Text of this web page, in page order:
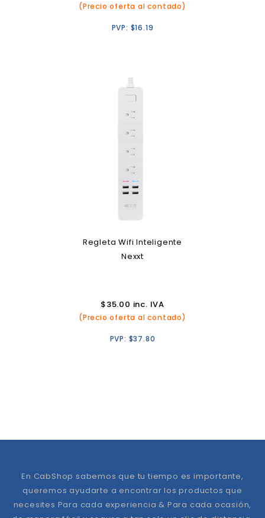
(Precio oferta al contado)
PVP: $16.19
Regleta Wifi Inteligente
Nexxt
$35.00 inc. IVA
(Precio oferta al contado)
PVP: $37.80
En CabShop sabemos que tu tiempo es importante,
queremos ayudarte a encontrar los productos que
necesites Para cada experiencia & Para cada ocasión,